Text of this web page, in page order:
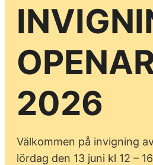
2026
Välkommen på invigning
lördag den 13 juni kl 12 –